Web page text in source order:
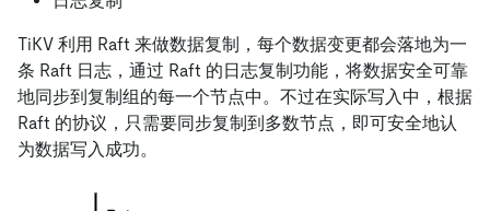
TiKV 利用 Raft 来做数据复制，每个数据变更都会落地为一
条 Raft 日志，通过 Raft 的日志复制功能，将数据安全可靠
地同步到复制组的每一个节点中。不过在实际写入中，根据
Raft 的协议，只需要同步复制到多数节点，即可安全地认
为数据写入成功。